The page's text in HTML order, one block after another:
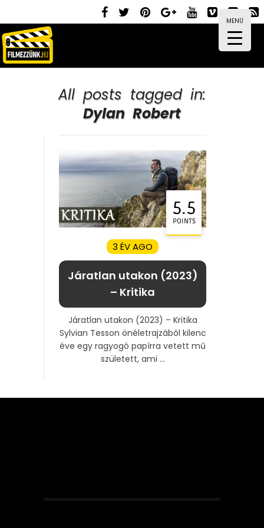
MENÜ
All posts tagged in:
Dylan Robert
5.5
POINTS
3 ÉV AGO
Járatlan utakon (2023)
– Kritika
Járatlan utakon (2023) – Kritika
Sylvian Tesson önéletrajzából kilenc
éve egy ragyogó papírra vetett mű
született, ami ...